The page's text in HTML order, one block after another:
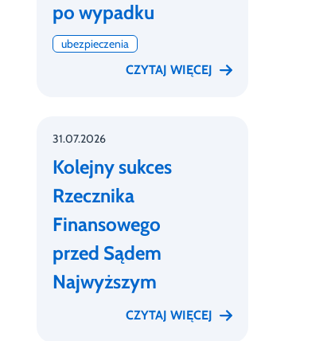
po wypadku
ubezpieczenia
CZYTAJ WIĘCEJ
31.07.2026
Kolejny sukces
Rzecznika
Finansowego
przed Sądem
Najwyższym
CZYTAJ WIĘCEJ